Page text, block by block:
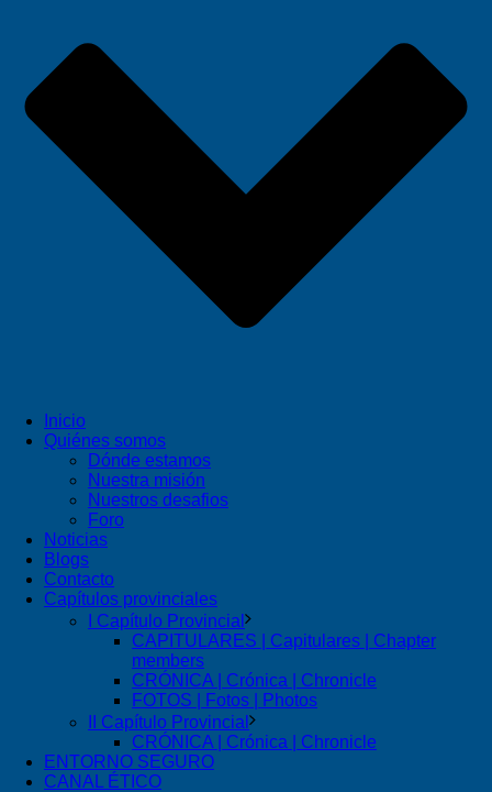
Inicio
Quiénes somos
Dónde estamos
Nuestra misión
Nuestros desafios
Foro
Noticias
Blogs
Contacto
Capítulos provinciales
I Capítulo Provincial
CAPITULARES | Capitulares | Chapter
members
CRÓNICA | Crónica | Chronicle
FOTOS | Fotos | Photos
II Capítulo Provincial
CRÓNICA | Crónica | Chronicle
ENTORNO SEGURO
CANAL ÉTICO